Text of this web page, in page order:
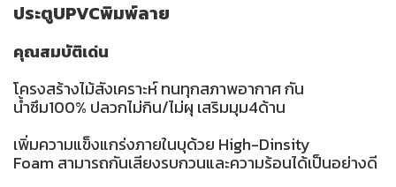
ประตูUPVCพิมพ์ลาย
คุณสมบัติเด่น
โครงสร้างไม้สังเคราะห์ ทนทุกสภาพอากาศ กัน
น้ำซึม100% ปลวกไม่กิน/ไม่ผุ เสริมมุม4ด้าน
เพิ่มความแข็งแกร่งภายในบุด้วย High-Dinsity
Foam สามารถกันเสียงรบกวนและความร้อนได้เป็นอย่างดี